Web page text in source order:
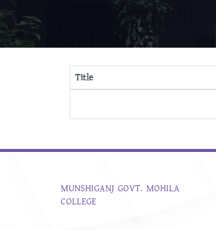
Title
MUNSHIGANJ GOVT. MOHILA
COLLEGE